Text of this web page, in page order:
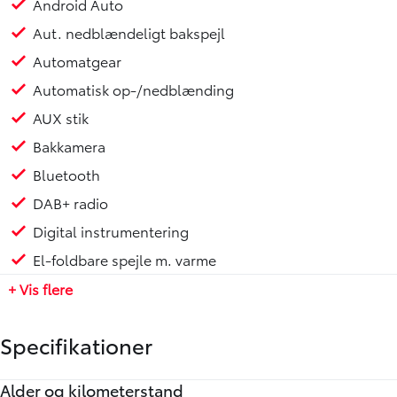
Aut. nedblændeligt bakspejl
Automatgear
Automatisk op-/nedblænding
AUX stik
Bakkamera
Bluetooth
DAB+ radio
Digital instrumentering
El-foldbare spejle m. varme
+ Vis flere
Specifikationer
Alder og kilometerstand
Motor og ydelse
Elektriske egenskaber
Rummelighed og mål
Økonomi